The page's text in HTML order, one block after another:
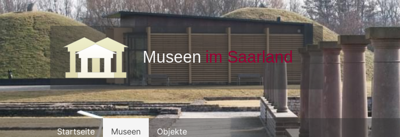
Startseite Museen Objekte